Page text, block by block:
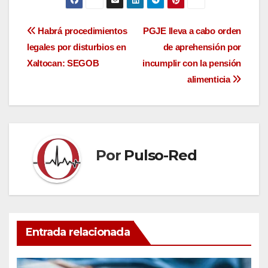
Navegación
de
PGJE lleva a cabo orden
de aprehensión por
incumplir con la pensión
alimenticia
Habrá procedimientos
legales por disturbios en
Xaltocan: SEGOB
Por Pulso-Red
Entrada relacionada